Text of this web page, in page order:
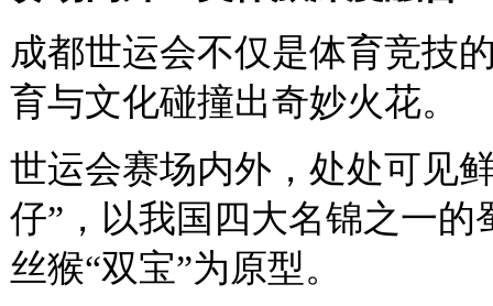
成都世运会不仅是体育竞技
育与文化碰撞出奇妙火花。
世运会赛场内外，处处可见
仔”，以我国四大名锦之一
丝猴“双宝”为原型。